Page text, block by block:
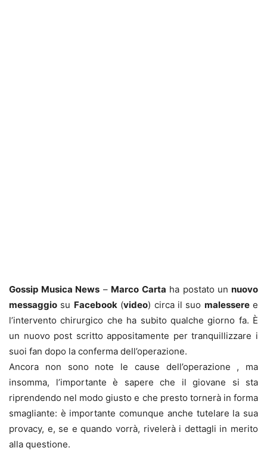
Gossip Musica News – Marco Carta ha postato un nuovo
messaggio su Facebook(video) circa il suo malesseree
l’intervento chirurgico che ha subito qualche giorno fa. È
un nuovo post scritto appositamente per tranquillizzare i
suoi fan dopo la conferma dell’operazione.
Ancora non sono note le cause dell’operazione , ma
insomma, l’importante è sapere che il giovane si sta
riprendendo nel modo giusto e che presto tornerà in forma
smagliante: è importante comunque anche tutelare la sua
provacy, e, se e quando vorrà, rivelerà i dettagli in merito
alla questione.